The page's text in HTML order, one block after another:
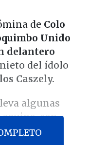
de Colo
Unido
delantero
del ídolo
Caszely.
algunas
con